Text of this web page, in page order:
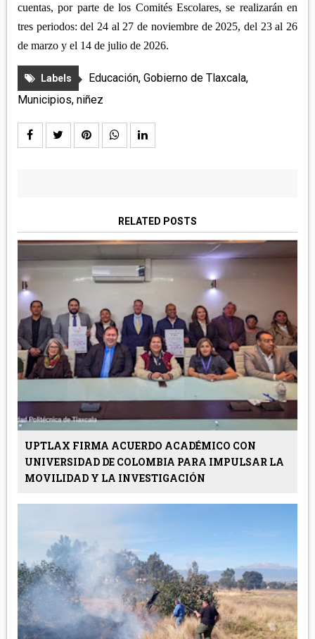
cuentas, por parte de los Comités Escolares, se realizarán en
tres periodos: del 24 al 27 de noviembre de 2025, del 23 al 26
de marzo y el 14 de julio de 2026.
Labels Educación, Gobierno de Tlaxcala,
Municipios, niñez
RELATED POSTS
UPTLAX FIRMA ACUERDO ACADÉMICO CON
UNIVERSIDAD DE COLOMBIA PARA IMPULSAR LA
MOVILIDAD Y LA INVESTIGACIÓN